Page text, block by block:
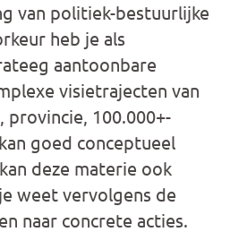
van politiek-bestuurlijke
heb je als
aantoonbare
visietrajecten van
provincie, 100.000+-
goed conceptueel
deze materie ook
weet vervolgens de
naar concrete acties.